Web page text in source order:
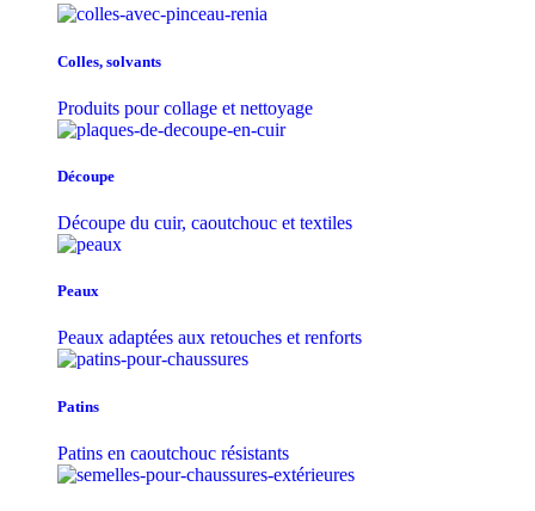
Colles, solvants
Produits pour collage et nettoyage
Découpe
Découpe du cuir, caoutchouc et textiles
Peaux
Peaux adaptées aux retouches et renforts
Patins
Patins en caoutchouc résistants